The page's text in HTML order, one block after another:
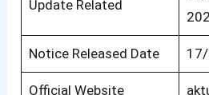
Update Related
Notice Released Date
Official Website